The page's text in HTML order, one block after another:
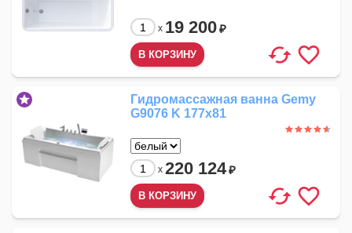
x 19 200₽
Гидромассажная ванна Gemy
G9076 K 177x81
x 220 124₽